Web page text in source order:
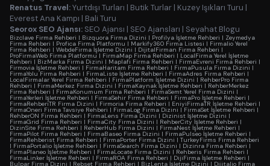
Renatus Travel:Yurtdışı Turları | Butik Turlar | Kuzey Işıkları Turu |
Everest Ana Kampı | Bali Turu
Seorox SEO Ajansı: SEO Ajansı | SEO Ajansları | Seyahat Blogu
Bizclave Firma Rehberi | Bizquora Firma Dizini | Profilya İşletme Rehberi | Zeymedya
Firma Rehberi | Profica Firma Platformu | Markify360 Firma Listesi | Firmalio Yerel
Firma Rehberi | WebdeFirma İşletme Dizini | DijitalFirman Firma Rehberi |
ProFirmaWeb Firma Platformu | FirmaMap Firma Rehberi | LocalFirma Yerel İşletme
Rehberi | BizMarka Firma Dizini | Maplafi Firma Rehberi | FirmaEvreni Firma Rehberi |
Firmovia İşletme Rehberi | FirmaHaritam Firma Rehberi | FirmaPusula Firma Dizini |
FirmaYolu Firma Rehberi | FirmaListe İşletme Rehberi | FirmaAdres Firma Rehberi |
LocalFirmalar Yerel Firma Rehberi | FirmaPlatform İşletme Dizini | RehberPro Firma
Rehberi | FirmaMerkez Firma Dizini | FirmaKaynak İşletme Rehberi | RehberMerkez
Firma Rehberi | FirmaKonumum Firma Rehberi | FirmaSemt Yerel Firma Dizini |
FirmaYerleri İşletme Rehberi | FirmaSehir Firma Rehberi | FirmaPro İşletme Rehberi |
FirmaRehberiTR Firma Dizini | Firmoria Firma Rehberi | EniyiFirmaTR İşletme Rehberi |
FirmaOneri Firma Tavsiye Rehberi | FirmaLog Firma Dizini |FirmaSet İşletme Rehberi |
RehberON Firma Rehberi | FirmaLens Firma Dizini | Dizinist İşletme Dizini |
FirmaGrid Firma Rehberi | FirmaCity Firma Dizini | RehberCity İşletme Rehberi |
DizinSite Firma Rehberi | RehberHub Firma Dizini | FirmaNest İşletme Rehberi |
FirmaPilot Firma Rehberi | FirmaBaseo Firma Dizini | FirmaPulseo İşletme Rehberi |
FirmaRehberist Firma Rehberi | FirmaPorter Firma Dizini | TurkeyFirms Firma Rehberi
| FirmaPortalio İşletme Rehberi | FirmaSearch Firma Dizini | Dizinra Firma Rehberi |
FirmaPlaneo İşletme Rehberi | FirmaLocate Firma Dizini | Rehberis Firma Rehberi |
FirmaLinker İşletme Rehberi | FirmaROA Firma Rehberi | DijiFirma İşletme Rehberi |
Bulpar Firma Dizini | Rebset Firma Rehberi | BizLenta İşletme Dizini | Dijitalio Firma